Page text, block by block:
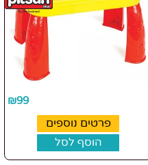
₪99
פרטים נוספים
הוסף לסל